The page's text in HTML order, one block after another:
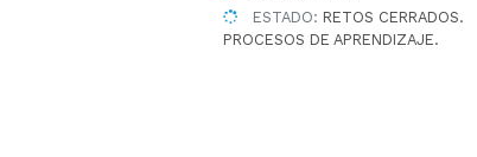
ESTADO: RETOS CERRADOS.
PROCESOS DE APRENDIZAJE.